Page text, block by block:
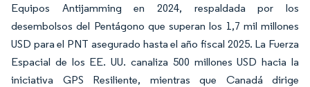
Equipos Antijamming en 2024, respaldada por los
desembolsos del Pentágono que superan los 1,7 mil millones
USD para el PNT asegurado hasta el año fiscal 2025. La Fuerza
Espacial de los EE. UU. canaliza 500 millones USD hacia la
iniciativa GPS Resiliente, mientras que Canadá dirige